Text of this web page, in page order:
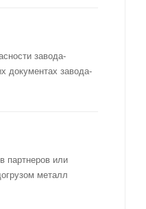
завода-
документах завода-
партнеров или
металл